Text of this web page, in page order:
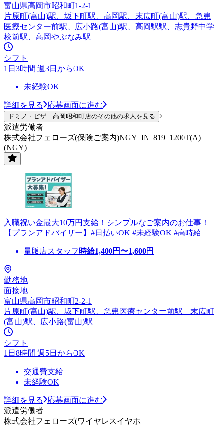
富山県高岡市昭和町1-2-1
片原町(富山)駅、坂下町駅、高岡駅、末広町(富山)駅、急患
医療センター前駅、広小路(富山)駅、高岡駅駅、志貴野中学
校前駅、高岡やぶなみ駅
シフト
1日3時間 週3日からOK
未経験OK
詳細を見る 応募画面に進む
ドミノ・ピザ 高岡昭和町店のその他の求人を見る
派遣労働者
株式会社フェローズ(保険ご案内)NGY_IN_819_1200T(A)
(NGY)
入職祝い金最大10万円支給！シンプルなご案内のお仕事！
【プランアドバイザー】#日払いOK #未経験OK #高時給
量販店スタッフ 時給1,400円〜1,600円
勤務地
面接地
富山県高岡市昭和町2-2-1
片原町(富山)駅、坂下町駅、急患医療センター前駅、末広町
(富山)駅、広小路(富山)駅
シフト
1日8時間 週5日からOK
交通費支給
未経験OK
詳細を見る
応募画面に進む
派遣労働者
株式会社フェローズ(ワイヤレスイヤホ